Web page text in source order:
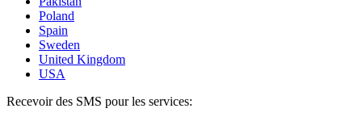
Poland
Spain
Sweden
United Kingdom
USA
Recevoir des SMS pour les services: